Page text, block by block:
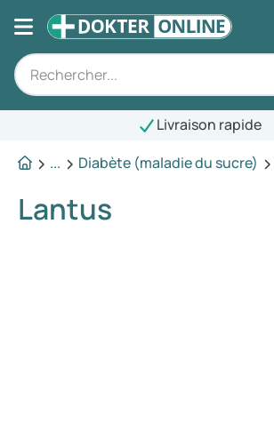
Livraison rapide
...
Diabète (maladie du sucre)
Lantus